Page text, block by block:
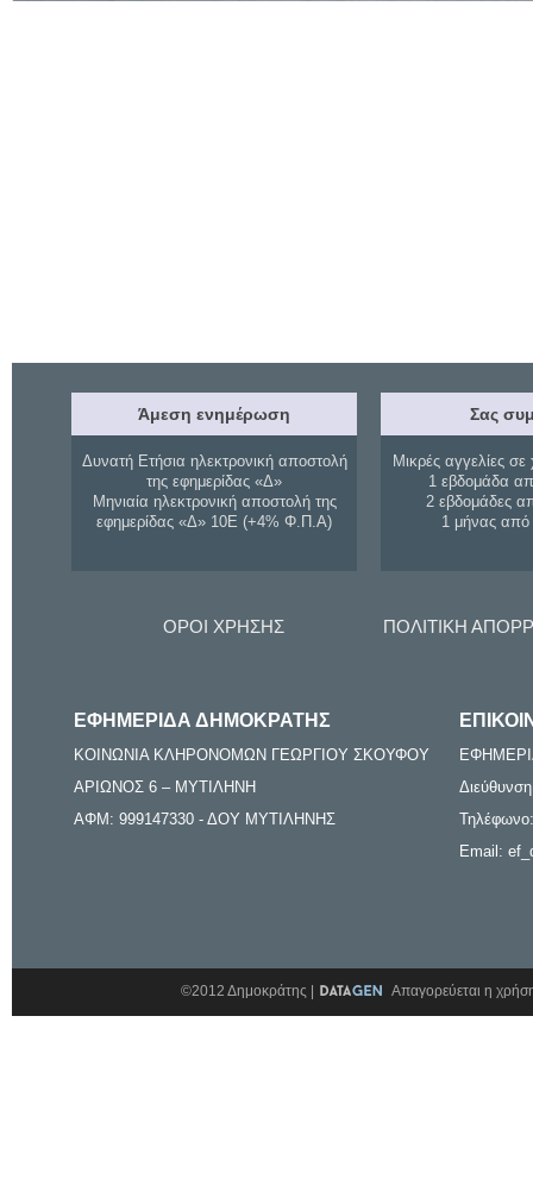
Άμεση ενημέρωση
Δυνατή Ετήσια ηλεκτρονική αποστολή
της εφημερίδας «Δ»
Μηνιαία ηλεκτρονική αποστολή της
εφημερίδας «Δ» 10Ε (+4% Φ.Π.Α)
Σας
Μικρές αγγελίες σε
1 εβδομάδα
2 εβδομάδες
1 μήνας
ΟΡΟΙ ΧΡΗΣΗΣ ΠΟΛΙΤΙΚΗ
ΕΦΗΜΕΡΙΔΑ ΔΗΜΟΚΡΑΤΗΣ
ΚΟΙΝΩΝΙΑ ΚΛΗΡΟΝΟΜΩΝ ΓΕΩΡΓΙΟΥ ΣΚΟΥΦΟΥ
ΑΡΙΩΝΟΣ 6 – ΜΥΤΙΛΗΝΗ
ΑΦΜ: 999147330 - ΔΟΥ ΜΥΤΙΛΗΝΗΣ
Email:
©2012 Δημοκράτης | Απαγορεύεται η